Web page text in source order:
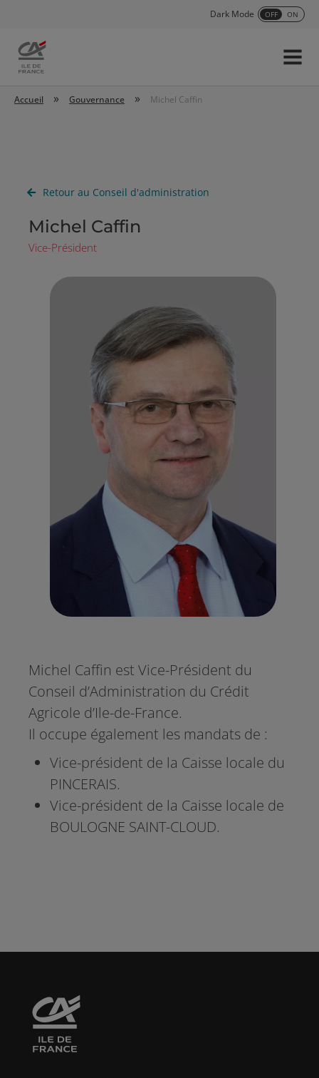
Dark Mode OFF ON
Accueil
Menu
Accueil » Gouvernance » Michel Caffin
Retour au Conseil d'administration
Michel Caffin
Vice-Président
Michel Caffin est Vice-Président du
Conseil d’Administration du Crédit
Agricole d’Ile-de-France.
Il occupe également les mandats de :
Vice-président de la Caisse locale du
PINCERAIS.
Vice-président de la Caisse locale de
BOULOGNE SAINT-CLOUD.